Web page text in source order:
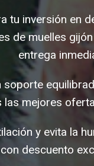
tu inversión en
de muelles
entrega
las mejores
y evita la
descuento